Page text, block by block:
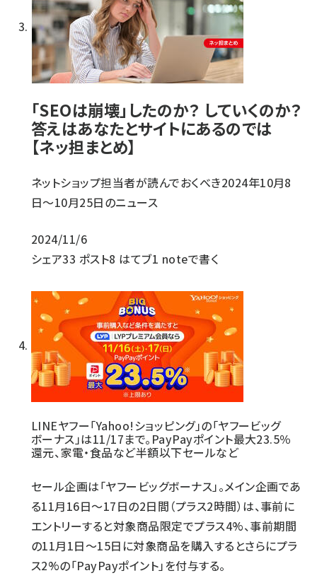
「SEOは崩壊」したのか？ していくのか？
答えはあなたとサイトにあるのでは
【ネッ担まとめ】
ネットショップ担当者が読んでおくべき2024年10月8
日～10月25日のニュース
2024/11/6
シェア33 ポスト8 はてブ1 noteで書く
LINEヤフー「Yahoo!ショッピング」の「ヤフービッグ
ボーナス」は11/17まで。PayPayポイント最大23.5％
還元、家電・食品など半額以下セールなど
セール企画は「ヤフービッグボーナス」。メイン企画であ
る11月16日～17日の2日間（プラス2時間）は、事前に
エントリーすると対象商品限定でプラス4%、事前期間
の11月1日～15日に対象商品を購入するとさらにプラ
ス2%の「PayPayポイント」を付与する。